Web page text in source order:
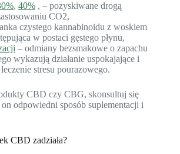
, 40% , – pozyskiwane drogą
CO2,
czystego kannabinoidu z woskiem
w postaci gęstego płynu,
– odmiany bezsmakowe o zapachu
wykazują działanie uspokajające i
stresu pourazowego.
CBD czy CBG, skonsultuj się
odpowiedni sposób suplementacji i
CBD zadziała?